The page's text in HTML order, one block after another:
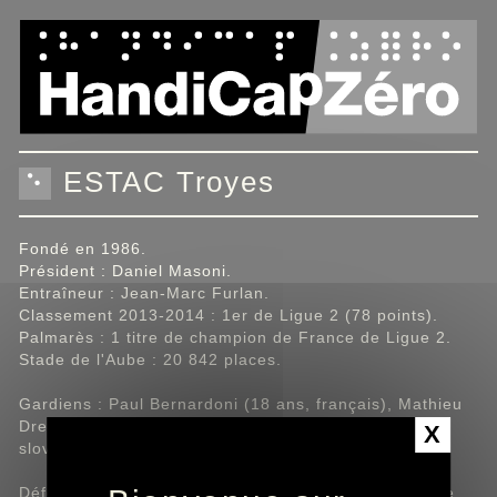
ESTAC Troyes
Fondé en 1986.
Président : Daniel Masoni.
Entraîneur : Jean-Marc Furlan.
Classement 2013-2014 : 1er de Ligue 2 (78 points).
Palmarès : 1 titre de champion de France de Ligue 2.
Stade de l'Aube : 20 842 places.
Gardiens : Paul Bernardoni (18 ans, français), Mathieu
Dreyer (26 ans, français), Denis Petric (27 ans,
slovène).
Défenseurs : Mory Koné (21 ans, français), Guillaume
X